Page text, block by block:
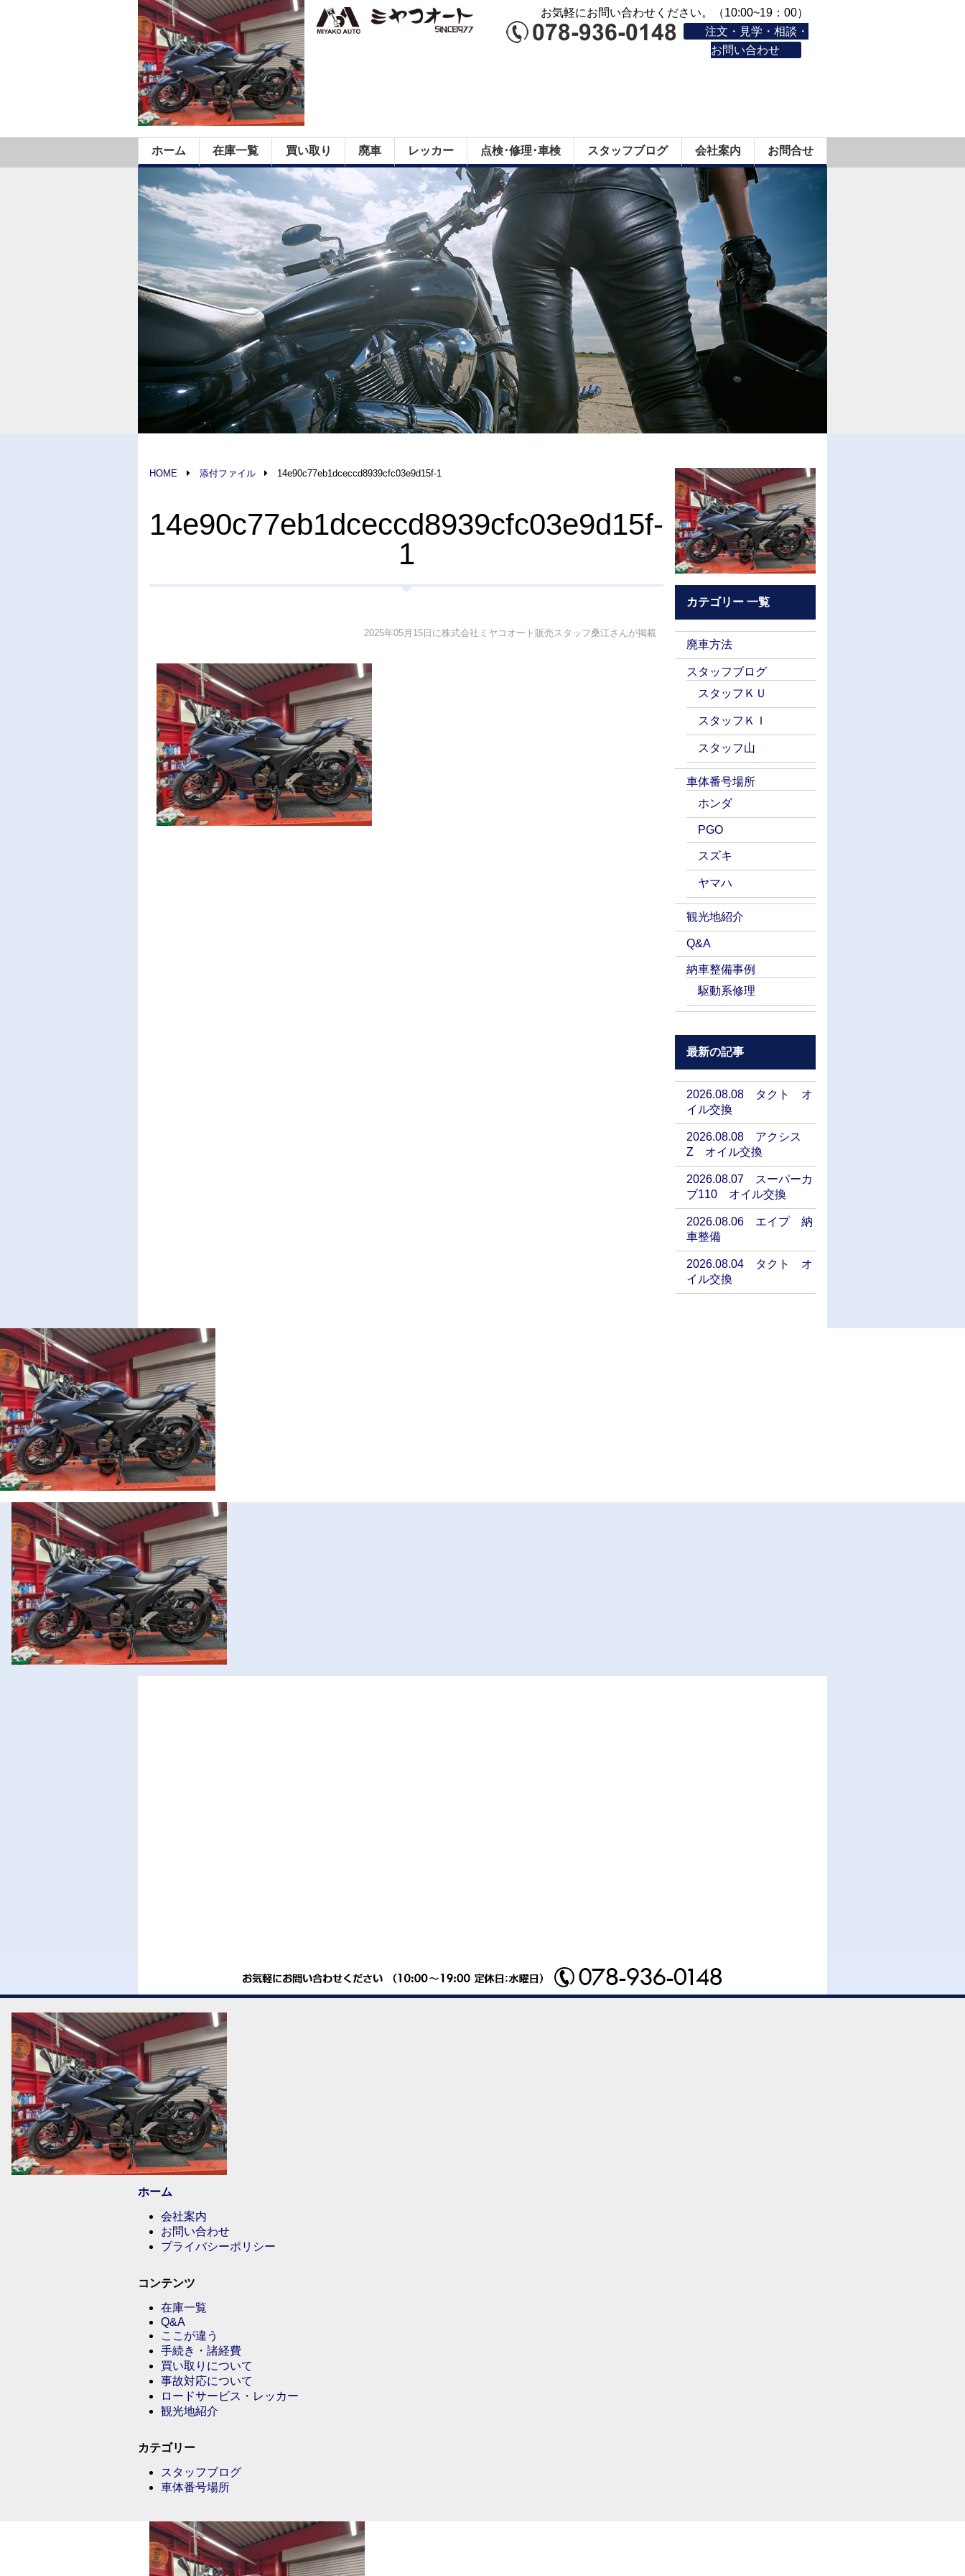
お気軽にお問い合わせください。（10:00~19：00）
注文・見学・相談・
お問い合わせ
ホーム 在庫一覧 買い取り 廃車 レッカー 点検･修理･車検 スタッフブログ 会社案内 お問合せ
HOME 添付ファイル 14e90c77eb1dceccd8939cfc03e9d15f-1
14e90c77eb1dceccd8939cfc03e9d15f-
1
2025年05月15日に株式会社ミヤコオート販売スタッフ桑江さんが掲載
カテゴリー 一覧
廃車方法
スタッフブログ
スタッフＫＵ
スタッフＫＩ
スタッフ山
車体番号場所
ホンダ
PGO
スズキ
ヤマハ
観光地紹介
Q&A
納車整備事例
駆動系修理
最新の記事
2026.08.08 タクト オ
イル交換
2026.08.08 アクシス
Z オイル交換
2026.08.07 スーパーカ
ブ110 オイル交換
2026.08.06 エイプ 納
車整備
2026.08.04 タクト オ
イル交換
ホーム
会社案内
お問い合わせ
プライバシーポリシー
コンテンツ
在庫一覧
Q&A
ここが違う
手続き・諸経費
買い取りについて
事故対応について
ロードサービス・レッカー
観光地紹介
カテゴリー
スタッフブログ
車体番号場所